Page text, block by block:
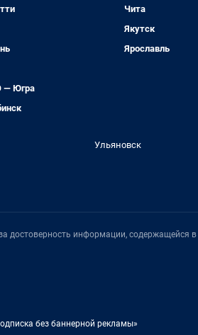
Югра
Чита
Якутск
Ярославль
Ульяновск
достоверность информации, содержащейся
без баннерной рекламы»